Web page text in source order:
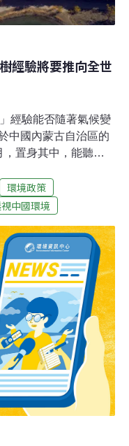
經驗將要推向全世
經驗能否隨著氣候變
中國內蒙古自治區的
置身其中，能聽到
風沙遍野的情景。
的，屋子裡白天都是
村民能感受風沙天數
以造林改善生態環境
日益緊迫，造林作為
意義得到重新審視。
題向國際推廣？植樹
林格爾縣保留著自己
名字，意為「20間
）的繁華都城，和林
環境政策
中國環境